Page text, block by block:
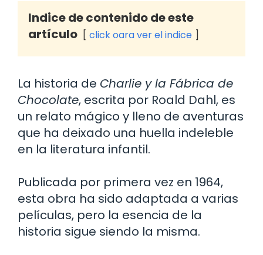
Indice de contenido de este
artículo
click oara ver el indice
La historia de Charlie y la Fábrica de
Chocolate, escrita por Roald Dahl, es
un relato mágico y lleno de aventuras
que ha deixado una huella indeleble
en la literatura infantil.
Publicada por primera vez en 1964,
esta obra ha sido adaptada a varias
películas, pero la esencia de la
historia sigue siendo la misma.